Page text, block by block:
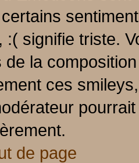
:( signifie triste.
de la
ces
de page